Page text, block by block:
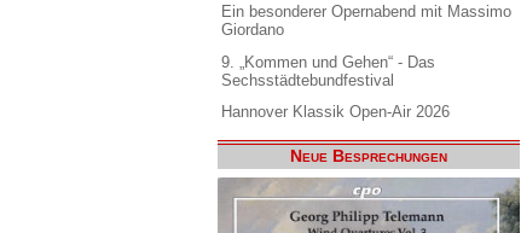
Ein besonderer Opernabend mit Massimo
Giordano
9. „Kommen und Gehen“ - Das
Sechsstädtebundfestival
Hannover Klassik Open-Air 2026
Neue Besprechungen